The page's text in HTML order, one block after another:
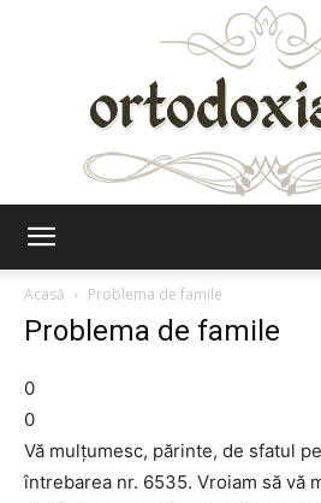
Acasă
Problema de famile
Problema de famile
0
0
Vă mulțumesc, părinte, de sfatul
întrebarea nr. 6535. Vroiam să vă